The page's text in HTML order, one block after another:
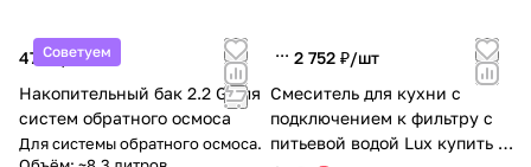
Советуем
475 ₽/шт
Накопительный бак 2.2 G для
систем обратного осмоса
Для системы обратного осмоса.
2 752 ₽/шт
Смеситель для кухни с
подключением к фильтру с
питьевой водой Lux купить в